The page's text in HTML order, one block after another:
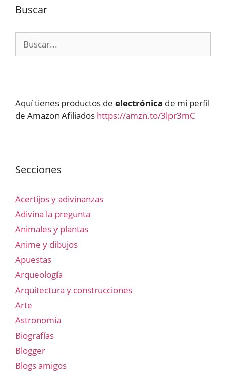
Buscar
Aquí tienes productos de electrónica de mi perfil
de Amazon Afiliados https://amzn.to/3lpr3mC
Secciones
Acertijos y adivinanzas
Adivina la pregunta
Animales y plantas
Anime y dibujos
Apuestas
Arqueología
Arquitectura y construcciones
Arte
Astronomía
Biografías
Blogger
Blogs amigos